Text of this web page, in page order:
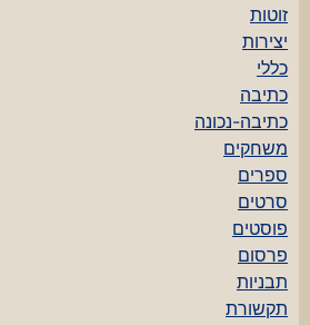
זוטות
יצירות
כללי
כתיבה
כתיבה-נכונה
משחקים
ספרים
סרטים
פוסטים
פרסום
תבניות
תקשורת